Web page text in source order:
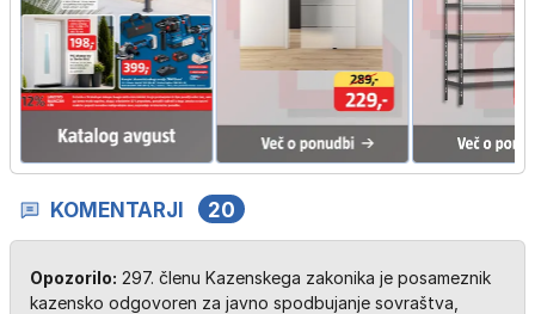
KOMENTARJI 20
Opozorilo: 297. členu Kazenskega zakonika je posameznik
kazensko odgovoren za javno spodbujanje sovraštva,